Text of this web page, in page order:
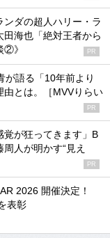
ダの超人ハリー・ラ
海也「絶対王者から
②》
PR
が語る「10年前より
由とは。［MVVりらい
PR
覚が狂ってきます」B
人が明かす“見え
PR
2026 開催決定！
表彰